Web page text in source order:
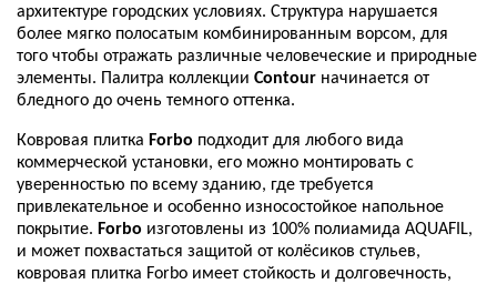
архитектуре городских условиях. Структура нарушается
более мягко полосатым комбинированным ворсом, для
того чтобы отражать различные человеческие и природные
элементы. Палитра коллекции Contour начинается от
бледного до очень темного оттенка.
Ковровая плитка Forbo подходит для любого вида
коммерческой установки, его можно монтировать с
уверенностью по всему зданию, где требуется
привлекательное и особенно износостойкое напольное
покрытие. Forbo изготовлены из 100% полиамида AQUAFIL,
и может похвастаться защитой от колёсиков стульев,
ковровая плитка Forbo имеет стойкость и долговечность,